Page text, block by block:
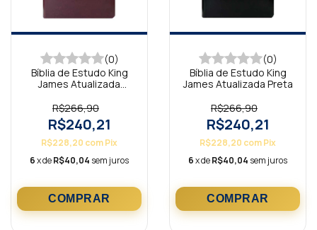
(0)
Bíblia de Estudo King
James Atualizada
R$266,90
R$240,21
R$228,20 comPix
6x deR$40,04 sem juros
(0)
Bíblia de Estudo King
James Atualizada Preta
R$266,90
R$240,21
R$228,20 comPix
6x deR$40,04 sem juros